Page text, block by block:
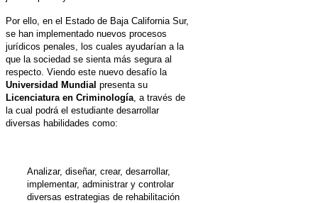
Por ello, en el Estado de Baja California Sur,
se han implementado nuevos procesos
jurídicos penales, los cuales ayudarían a la
que la sociedad se sienta más segura al
respecto. Viendo este nuevo desafío la
Universidad Mundial presenta su
Licenciatura en Criminología , a través de
la cual podrá el estudiante desarrollar
diversas habilidades como:
Analizar, diseñar, crear, desarrollar,
implementar, administrar y controlar
diversas estrategias de rehabilitación